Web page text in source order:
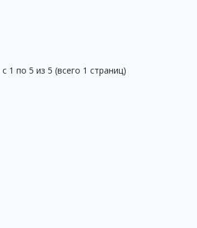
1 по 5 из 5 (всего 1 страниц)